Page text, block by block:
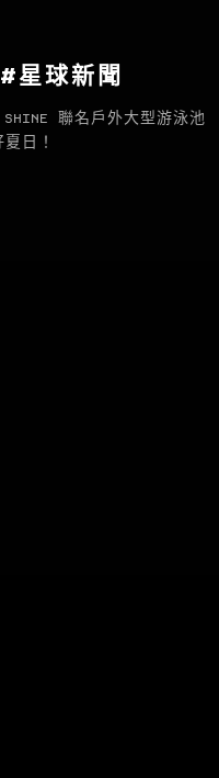
星球新聞
SHINE 聯名戶外大型游泳池
日！